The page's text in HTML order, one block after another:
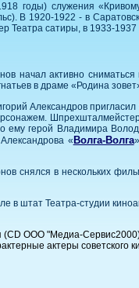
годы) служения
В 1920-1922 - в
Театра сатиры, в 1933-
начал активно
в драме «Родина
Александров
герой Владимира
« Волга-Волга
снялся в нескольких
в штат Театра-студии
(CD ООО "Медиа-
актеры советского